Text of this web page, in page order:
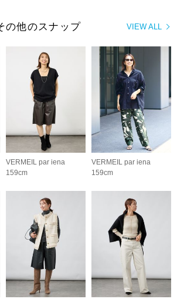
VIEW ALL
の他のスナップ
VERMEIL par iena
159cm
VERMEIL par iena
159cm